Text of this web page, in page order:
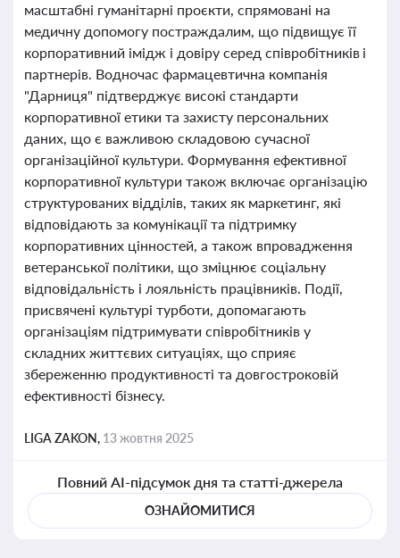
масштабні гуманітарні проєкти, спрямовані на
медичну допомогу постраждалим, що підвищує її
корпоративний імідж і довіру серед співробітників і
партнерів. Водночас фармацевтична компанія
"Дарниця" підтверджує високі стандарти
корпоративної етики та захисту персональних
даних, що є важливою складовою сучасної
організаційної культури. Формування ефективної
корпоративної культури також включає організацію
структурованих відділів, таких як маркетинг, які
відповідають за комунікації та підтримку
корпоративних цінностей, а також впровадження
ветеранської політики, що зміцнює соціальну
відповідальність і лояльність працівників. Події,
присвячені культурі турботи, допомагають
організаціям підтримувати співробітників у
складних життєвих ситуаціях, що сприяє
збереженню продуктивності та довгостроковій
ефективності бізнесу.
LIGA ZAKON, 13 жовтня 2025
Повний AI-підсумок дня та статті-джерела
ОЗНАЙОМИТИСЯ